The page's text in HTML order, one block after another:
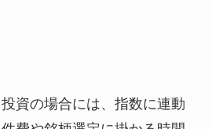
資の場合には、指数に連動